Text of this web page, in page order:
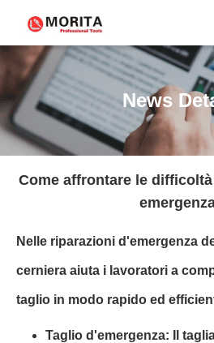
News
Come affrontare le
Nelle riparazioni d'emergenza
cerniera aiuta i lavoratori a
taglio in modo rapido ed
Taglio d'emergenza: Il